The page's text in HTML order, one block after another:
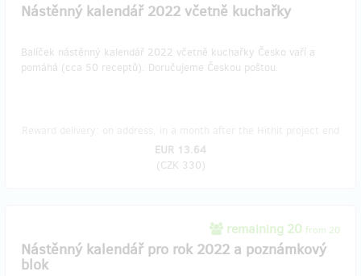
Nástěnný kalendář 2022 včetně kuchařky
Balíček nástěnný kalendář 2022 včetně kuchařky Česko vaří a
pomáhá (cca 50 receptů). Doručujeme Českou poštou.
EUR 13.64
(CZK 330)
remaining 20 from 20
Nástěnný kalendář pro rok 2022 a poznámkový
blok